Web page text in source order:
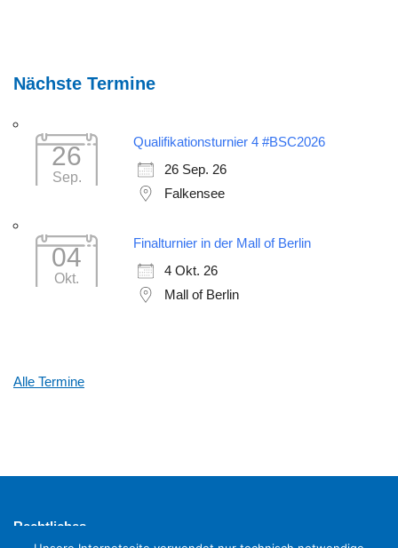
Nächste Termine
26
Sep.
Qualifikationsturnier 4 #BSC2026
26 Sep. 26
Falkensee
04
Okt.
Finalturnier in der Mall of Berlin
4 Okt. 26
Mall of Berlin
Alle Termine
Rechtliches